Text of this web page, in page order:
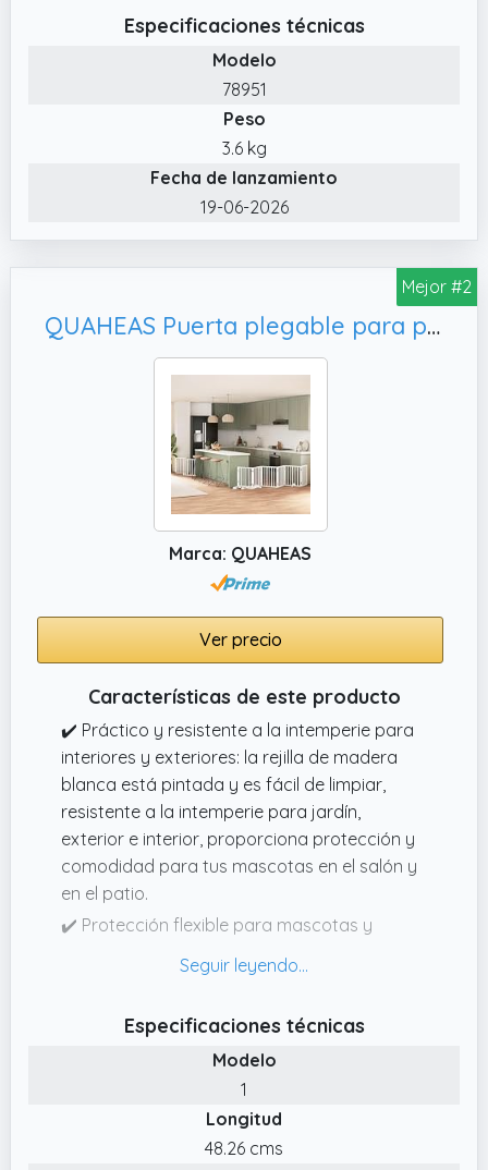
✔️ Diseño acrílico esmerilado . : El diseño del
panel acrílico esmerilado aportará un toque
moderno a tu habitación.
✔️ Conexión perfecta . : La puerta concertina
es una gran compañera para habitaciones
con aire acondicionado, que puede
organizar la pérdida de aire frío o caliente y
✔️ Usos versátiles . : Úselo como separador
de habitaciones, cortina de ducha pequeña,
cortina opaca para dormitorio, cortina de
puerta de cocina o cortinas de ventana.
Especificaciones técnicas
Modelo
78951
Peso
3.6 kg
Fecha de lanzamiento
19-06-2026
Mejor #2
QUAHEAS Puerta plegable para perros de madera de álamo blanca de 450 cm con puerta y patas de apoyo, uso
Marca: QUAHEAS
Ver precio
Características de este producto
✔️ Práctico y resistente a la intemperie para
interiores y exteriores: la rejilla de madera
blanca está pintada y es fácil de limpiar,
resistente a la intemperie para jardín,
exterior e interior, proporciona protección y
comodidad para tus mascotas en el salón y
en el patio.
✔️ Protección flexible para mascotas y
perros crea zonas seguras para tus
te proporciona momentos relajados en casa,
en el patio o cuando acampas con tu perro.
✔️ Fácil de usar sin necesidad de taladrar –
La puerta de pie para perros se instala sin
necesidad de instalación, es portátil y
Especificaciones técnicas
Modelo
1
Longitud
48.26 cms